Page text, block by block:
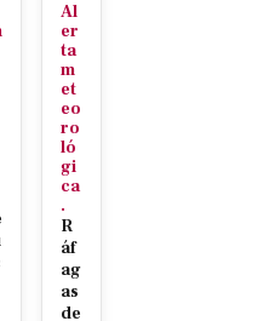
Al
er
ta
m
et
eo
ro
ló
gi
ca
.
R
áf
ag
as
de